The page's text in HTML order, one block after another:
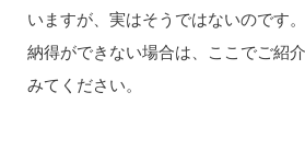
いますが、実はそうではないのです。
納得ができない場合は、ここでご紹
みてください。